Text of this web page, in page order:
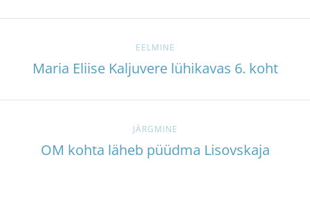
EELMINE
Maria Eliise Kaljuvere lühikavas 6. koht
JÄRGMINE
OM kohta läheb püüdma Lisovskaja